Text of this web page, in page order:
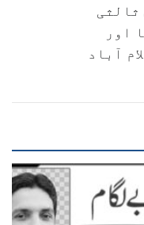
ثالثی
اور
آباد